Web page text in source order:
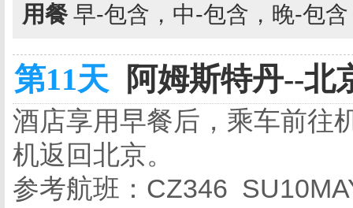
用餐 早-包含，中-包含，晚-包
第11天 阿姆斯特丹--北
酒店享用早餐后，乘车前往
机返回北京。
参考航班：CZ346